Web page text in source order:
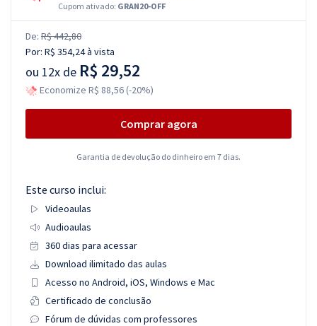
Cupom ativado: GRAN20-OFF
De: R$ 442,80
Por: R$ 354,24à vista
ou 12x de R$ 29,52
Economize R$ 88,56 (-20%)
Comprar agora
Garantia de devolução do dinheiro em 7 dias.
Este curso inclui:
Videoaulas
Audioaulas
360 dias para acessar
Download ilimitado das aulas
Acesso no Android, iOS, Windows e Mac
Certificado de conclusão
Fórum de dúvidas com professores